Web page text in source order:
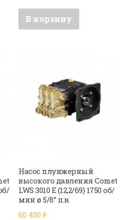
В корзину
Насос плунжерный
высокого давления Comet
LWS 3010 E (12,2/69) 1750 об/
мин ø 5/8” п.в.
60 400₽